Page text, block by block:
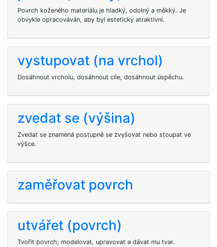
Povrch koženého materiálu je hladký, odolný a měkký. Je
obvykle opracováván, aby byl esteticky atraktivní.
vystupovat (na vrchol)
Dosáhnout vrcholu, dosáhnout cíle, dosáhnout úspěchu.
zvedat se (výšina)
Zvedat se znamená postupně se zvyšovat nebo stoupat ve
výšce.
zaměřovat povrch
utvářet (povrch)
Tvořit povrch; modelovat, upravovat a dávat mu tvar.